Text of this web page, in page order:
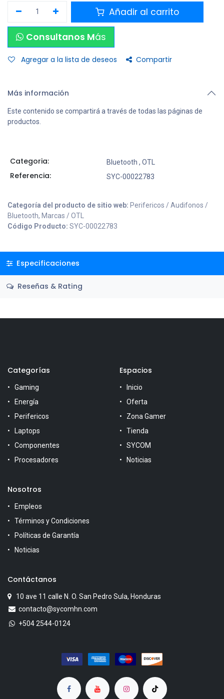
Añadir al carrito
Consultanos Más
Agregar a la lista de deseos Compartir
Más información
Este contenido se compartirá a través de todas las páginas de
productos.
Categoria: Bluetooth , OTL
Referencia: SYC-00022783
Categoría del producto de sitio web: Perifericos / Audifonos /
Bluetooth, Marcas / OTL
Código Producto: SYC-00022783
Especificaciones
Reseñas & Rating
Categorías
Gaming
Energía
Perifericos
Laptops
Componentes
Procesadores
Espacios
Inicio
Oferta
Zona Gamer
Tienda
SYCOM
Noticias
Nosotros
Empleos
Términos y Condiciones
Políticas de Garantía
Noticias
Contáctanos
10 ave 11 calle N. O. San Pedro Sula, Honduras
contacto@sycomhn.com
+504 2544-0124